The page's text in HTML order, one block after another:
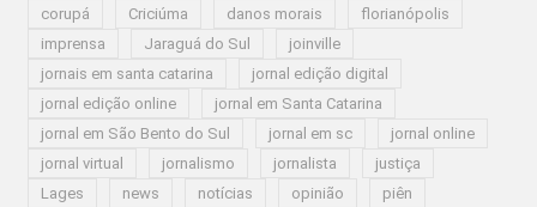
corupá
Criciúma danos morais
florianópolis
imprensa
Jaraguá do Sul
joinville
jornais em santa catarina
jornal edição digital
jornal edição online
jornal em Santa Catarina
jornal em São Bento do Sul
jornal em sc
jornal online
jornal virtual
jornalismo jornalista
justiça
Lages
news notícias opinião
piên